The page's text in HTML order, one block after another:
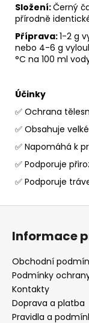
Složení:Černý
přírodně
Příprava:1-2 g
nebo 4-6 g
°C na 100 ml
Účinky
✅ Ochrana
✅ Obsahuje
✅ Napomáhá k
✅ Podporuje
✅ Podporuje
Z
Informace
Obchodní
Podmínky
Kontakty
Doprava a platba
Pravidla a